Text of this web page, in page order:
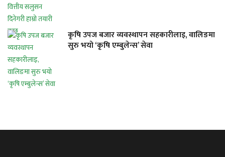
कृषि उपज बजार व्यवस्थापन सहकारीलाइ, वालिङमा
सुरु भयो ‘कृषि एम्बुलेन्स’ सेवा